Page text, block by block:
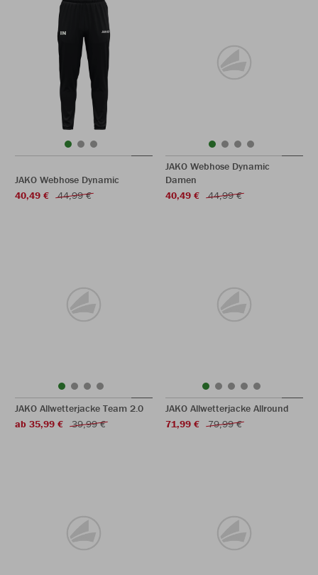
JAKO Webhose Dynamic
40,49 €
44,99 €
JAKO Webhose Dynamic
Damen
40,49 €
44,99 €
JAKO Allwetterjacke Team 2.0
ab 35,99 €
39,99 €
JAKO Allwetterjacke Allround
71,99 €
79,99 €